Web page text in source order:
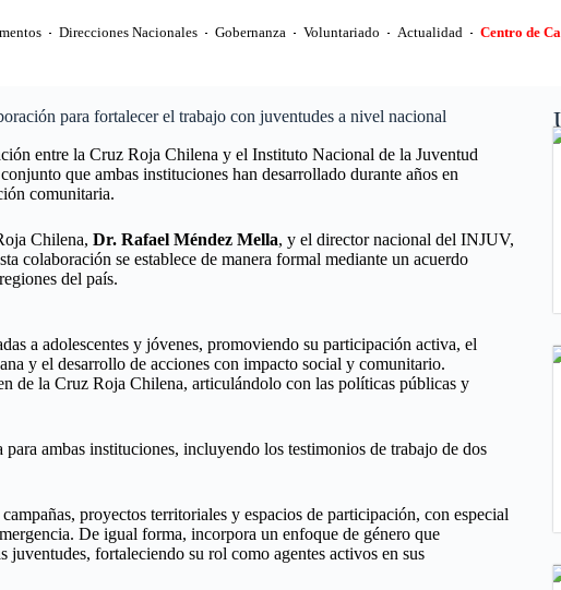
Direcciones Nacionales Gobernanza Voluntariado Actualidad Centro de
para fortalecer el trabajo con juventudes a nivel nacional
entre la Cruz Roja Chilena y el Instituto Nacional de la Juventud
que ambas instituciones han desarrollado durante años en
comunitaria.
Chilena,Dr. Rafael Méndez Mella, y el director nacional del INJUV,
colaboración se establece de manera formal mediante un acuerdo
del país.
a adolescentes y jóvenes, promoviendo su participación activa, el
y el desarrollo de acciones con impacto social y comunitario.
de la Cruz Roja Chilena, articulándolo con las políticas públicas y
ambas instituciones, incluyendo los testimonios de trabajo de dos
proyectos territoriales y espacios de participación, con especial
De igual forma, incorpora un enfoque de género que
fortaleciendo su rol como agentes activos en sus